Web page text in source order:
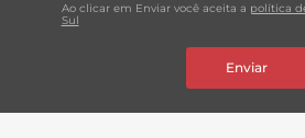
Ao clicar em Enviar você aceita a política
Sul
Enviar